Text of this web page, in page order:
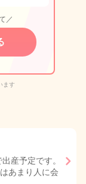
／
ます
産予定です。
あまり人に会